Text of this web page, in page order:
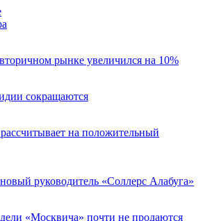
рынке увеличился на 10%
сокращаются
на положительный
руководитель «Соллерс Алабуга»
«Москвича» почти не продаются